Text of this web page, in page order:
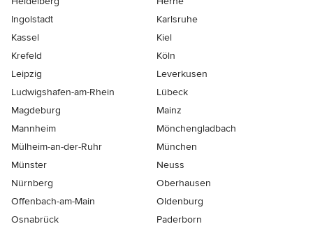
Ingolstadt
Karlsruhe
Kassel
Kiel
Krefeld
Köln
Leipzig
Leverkusen
Ludwigshafen-am-Rhein
Lübeck
Magdeburg
Mainz
Mannheim
Mönchen­gladbach
Mülheim-an-der-Ruhr
München
Münster
Neuss
Nürnberg
Oberhausen
Offenbach-am-Main
Oldenburg
Osnabrück
Paderborn